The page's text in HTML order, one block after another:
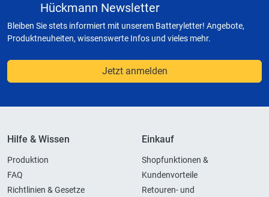
Hückmann Newsletter
Bleiben Sie stets informiert mit unserem Batteryletter! Angebote,
Produktneuheiten, wissenswerte Infos und vieles mehr.
Jetzt anmelden
Hilfe & Wissen
Produktion
FAQ
Richtlinien & Gesetze
Einkauf
Shopfunktionen &
Kundenvorteile
Retouren- und